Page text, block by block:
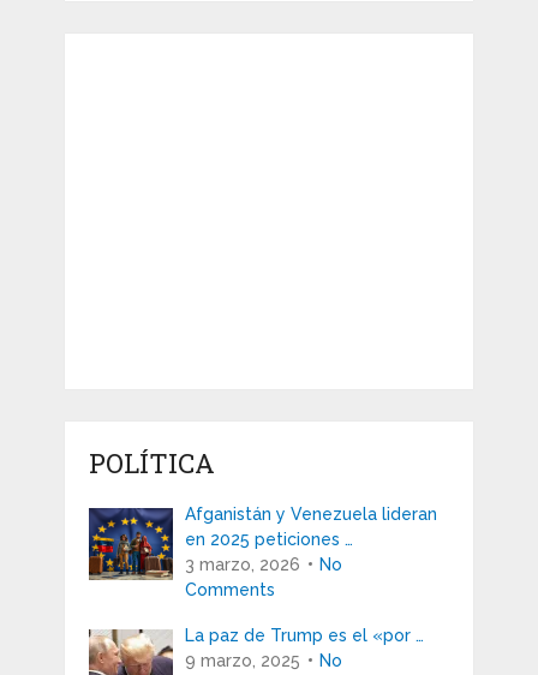
POLÍTICA
Afganistán y Venezuela lideran
en 2025 peticiones …
3 marzo, 2026
No
Comments
La paz de Trump es el «por …
9 marzo, 2025
No